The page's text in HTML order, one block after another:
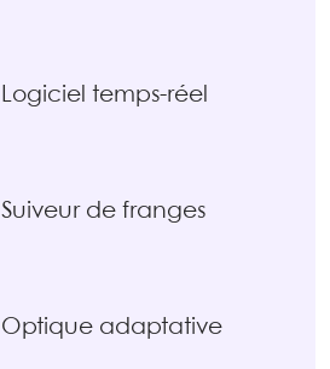
Logiciel temps-réel
Suiveur de franges
Optique adaptative